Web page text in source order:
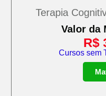
Terapia
Valor da
R$
Cursos sem